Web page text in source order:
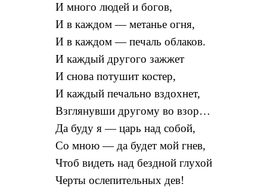
И много людей и богов,
И в каждом — метанье огня,
И в каждом — печаль облаков.
И каждый другого зажжет
И снова потушит костер,
И каждый печально вздохнет,
Взглянувши другому во взор…
Да буду я — царь над собой,
Со мною — да будет мой гнев,
Чтоб видеть над бездной глухой
Черты ослепительных дев!